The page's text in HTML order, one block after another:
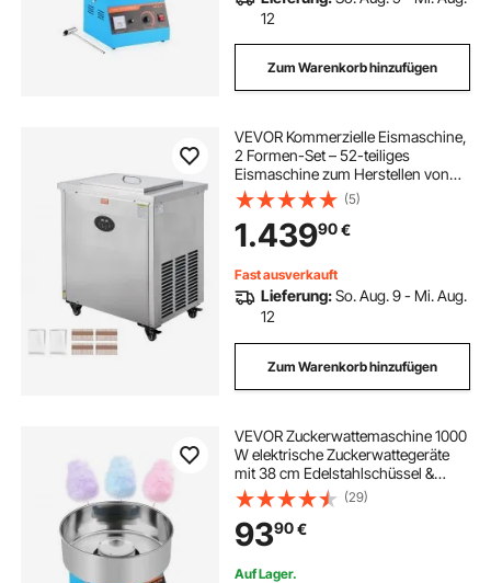
12
Zum Warenkorb hinzufügen
VEVOR Kommerzielle Eismaschine,
2 Formen-Set – 52-teiliges
Eismaschine zum Herstellen von
Eis am Stiel, Eislutscher aus
Edelstahl, Eismaschine für
Eisstäbchen für Bars, Cafés,
Milchteeläden
(5)
1.43990€
Fast ausverkauft
Lieferung:So. Aug. 9 - Mi. Aug.
12
Zum Warenkorb hinzufügen
VEVOR Zuckerwattemaschine 1000
W elektrische Zuckerwattegeräte
mit 38 cm Edelstahlschüssel &
Zuckerlöffel, macht Zuckerwatten
für Geburtstage zu Hause
Familienfeiern, Zuckerwatte-Maker
Blau
(29)
9390€
Auf Lager.